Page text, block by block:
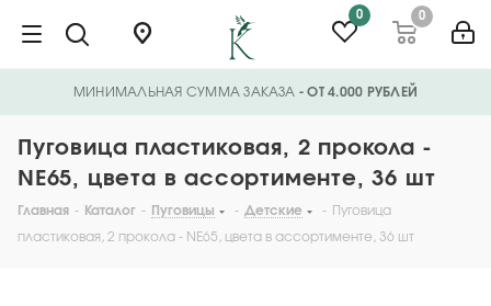
0 0
МИНИМАЛЬНАЯ СУММА ЗАКАЗА - ОТ 4.000 РУБЛЕЙ
Пуговица пластиковая, 2 прокола -
NE65, цвета в ассортименте, 36 шт
Главная - Каталог - Пуговицы - Детские - Пуговица
пластиковая, 2 прокола - NE65, цвета в ассортименте, 36 шт